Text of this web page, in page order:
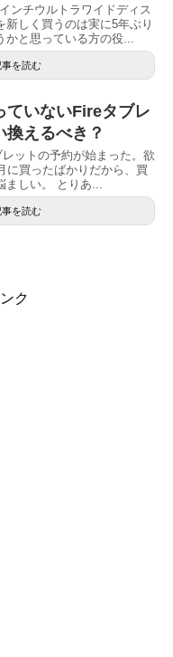
ンチウルトラワイドディス
新しく買うのは実に5年ぶり
と思っている方の役...
事を読む
ていないFireタブレ
換えるべき？
ットの予約が始まった。欲
に買ったばかりだから、買
しい。 とりあ...
事を読む
ク